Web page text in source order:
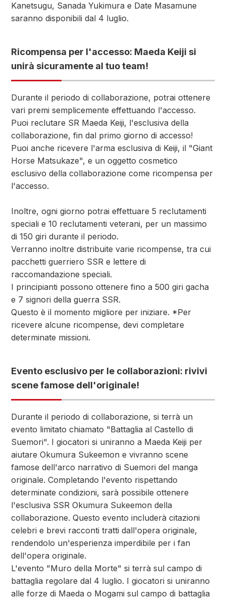
Kanetsugu, Sanada Yukimura e Date Masamune
saranno disponibili dal 4 luglio.
Ricompensa per l'accesso: Maeda Keiji si
unirà sicuramente al tuo team!
Durante il periodo di collaborazione, potrai ottenere
vari premi semplicemente effettuando l'accesso.
Puoi reclutare SR Maeda Keiji, l'esclusiva della
collaborazione, fin dal primo giorno di accesso!
Puoi anche ricevere l'arma esclusiva di Keiji, il "Giant
Horse Matsukaze", e un oggetto cosmetico
esclusivo della collaborazione come ricompensa per
l'accesso.
Inoltre, ogni giorno potrai effettuare 5 reclutamenti
speciali e 10 reclutamenti veterani, per un massimo
di 150 giri durante il periodo.
Verranno inoltre distribuite varie ricompense, tra cui
pacchetti guerriero SSR e lettere di
raccomandazione speciali.
I principianti possono ottenere fino a 500 giri gacha
e 7 signori della guerra SSR.
Questo è il momento migliore per iniziare. *Per
ricevere alcune ricompense, devi completare
determinate missioni.
Evento esclusivo per le collaborazioni: rivivi
scene famose dell'originale!
Durante il periodo di collaborazione, si terrà un
evento limitato chiamato "Battaglia al Castello di
Suemori". I giocatori si uniranno a Maeda Keiji per
aiutare Okumura Sukeemon e vivranno scene
famose dell'arco narrativo di Suemori del manga
originale. Completando l'evento rispettando
determinate condizioni, sarà possibile ottenere
l'esclusiva SSR Okumura Sukeemon della
collaborazione. Questo evento includerà citazioni
celebri e brevi racconti tratti dall'opera originale,
rendendolo un'esperienza imperdibile per i fan
dell'opera originale.
L'evento "Muro della Morte" si terrà sul campo di
battaglia regolare dal 4 luglio. I giocatori si uniranno
alle forze di Maeda o Mogami sul campo di battaglia